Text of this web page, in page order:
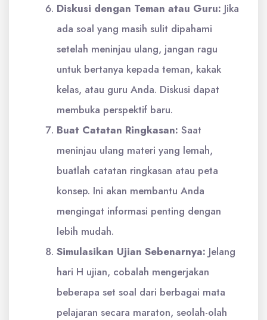
Diskusi dengan Teman atau Guru: Jika
ada soal yang masih sulit dipahami
setelah meninjau ulang, jangan ragu
untuk bertanya kepada teman, kakak
kelas, atau guru Anda. Diskusi dapat
membuka perspektif baru.
Buat Catatan Ringkasan: Saat
meninjau ulang materi yang lemah,
buatlah catatan ringkasan atau peta
konsep. Ini akan membantu Anda
mengingat informasi penting dengan
lebih mudah.
Simulasikan Ujian Sebenarnya: Jelang
hari H ujian, cobalah mengerjakan
beberapa set soal dari berbagai mata
pelajaran secara maraton, seolah-olah